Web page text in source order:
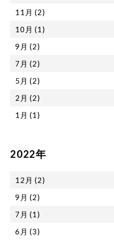
11月 (2)
10月 (1)
9月 (2)
7月 (2)
5月 (2)
2月 (2)
1月 (1)
2022年
12月 (2)
9月 (2)
7月 (1)
6月 (3)